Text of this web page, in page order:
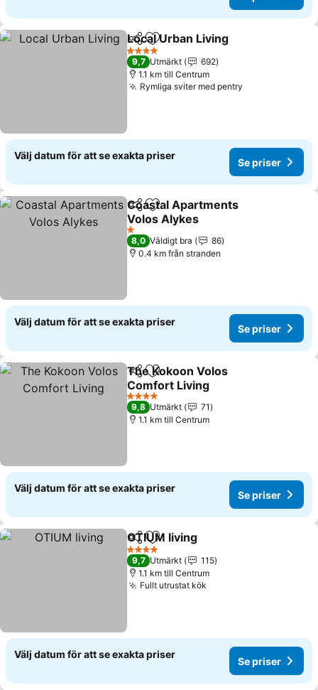
Dela Lägg till i Mina Favoriter
Local Urban Living
4 Stjärnor
9,7 Utmärkt
692
1.1 km till Centrum
Rymliga sviter med pentry
Välj datum för att se exakta priser
Se priser
Dela Lägg till i Mina Favoriter
Coastal Apartments
Volos Alykes
Se priser
1 Stjärnor
8,0 Väldigt bra
86
0.4 km från stranden
Välj datum för att se exakta priser
Se priser
Dela Lägg till i Mina Favoriter
The Kokoon Volos
Comfort Living
Se priser
4 Stjärnor
9,8 Utmärkt
71
1.1 km till Centrum
Välj datum för att se exakta priser
Se priser
Dela Lägg till i Mina Favoriter
OTIUM living
4 Stjärnor
9,7 Utmärkt
115
1.1 km till Centrum
Fullt utrustat kök
Välj datum för att se exakta priser
Se priser